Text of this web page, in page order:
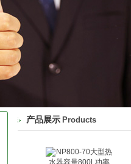
产品展示 Products